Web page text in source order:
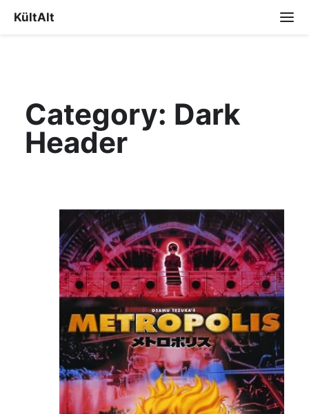
KültAlt
Category: Dark
Header